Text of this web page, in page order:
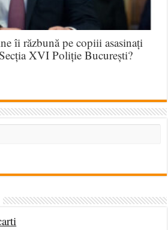
îi răzbună pe copiii asasinați
XVI Poliție București?